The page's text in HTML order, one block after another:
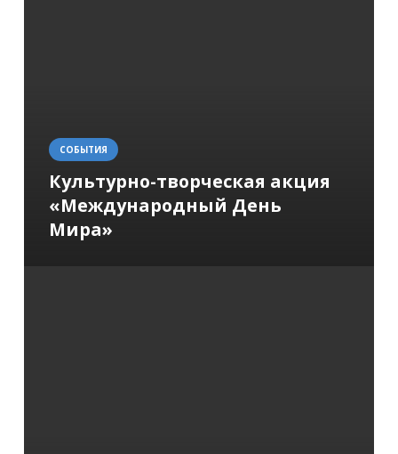
СОБЫТИЯ
Культурно-творческая акция
«Международный День
Мира»